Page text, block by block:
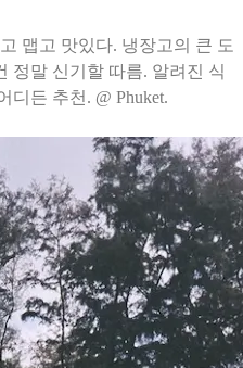
맵고 맛있다. 냉장고의 큰 도
정말 신기할 따름. 알려진 식
디든 추천. @ Phuket.